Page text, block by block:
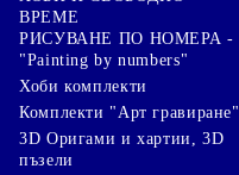
ВРЕМЕ
РИСУВАНЕ ПО НОМЕРА -
"Painting by numbers"
Хоби комплекти
Комплекти "Арт гравиране"
3D Оригами и хартии, 3D
пъзели